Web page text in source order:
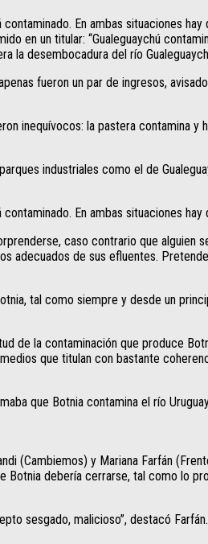
En ambas situaciones hay
en un titular: “Gualeguaychú
la desembocadura del río
fueron un par de ingresos,
inequívocos: la pastera contamina y
industriales como el de
En ambas situaciones hay
caso contrario que alguien
adecuados de sus efluentes.
tal como siempre y desde un
de la contaminación que produce
que titulan con bastante
que Botnia contamina el río
(Cambiemos) y Mariana Farfán
Botnia debería cerrarse, tal como lo
sesgado, malicioso”, destacó Farfán.